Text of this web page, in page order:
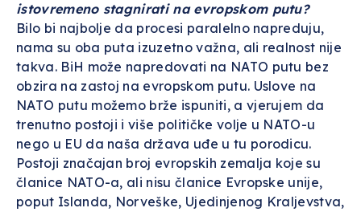
istovremeno stagnirati na evropskom putu?
Bilo bi najbolje da procesi paralelno napreduju,
nama su oba puta izuzetno važna, ali realnost nije
takva. BiH može napredovati na NATO putu bez
obzira na zastoj na evropskom putu. Uslove na
NATO putu možemo brže ispuniti, a vjerujem da
trenutno postoji i više političke volje u NATO-u
nego u EU da naša država uđe u tu porodicu.
Postoji značajan broj evropskih zemalja koje su
članice NATO-a, ali nisu članice Evropske unije,
poput Islanda, Norveške, Ujedinjenog Kraljevstva,